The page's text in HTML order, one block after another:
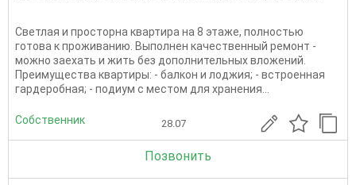
Светлая и просторна квартира на 8 этаже, полностью
готова к проживанию. Выполнен качественный ремонт -
можно заехать и жить без дополнительных вложений.
Преимущества квартиры: - балкон и лоджия; - встроенная
гардеробная; - подиум с местом для хранения...
Собственник 28.07
Позвонить